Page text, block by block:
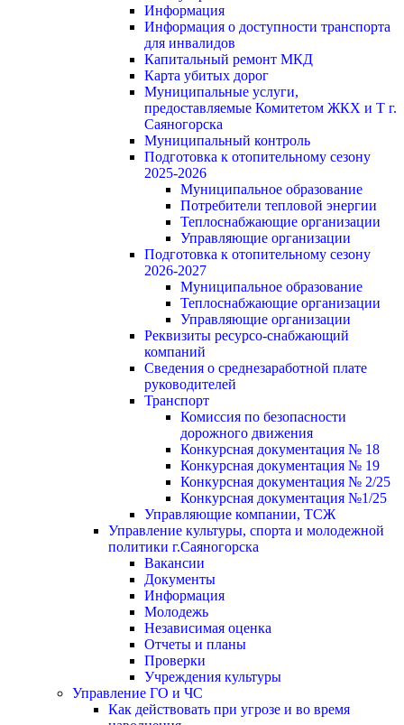
Информация
Информация о доступности транспорта
для инвалидов
Капитальный ремонт МКД
Карта убитых дорог
Муниципальные услуги,
предоставляемые Комитетом ЖКХ и Т г.
Саяногорска
Муниципальный контроль
Подготовка к отопительному сезону
2025-2026
Муниципальное образование
Потребители тепловой энергии
Теплоснабжающие организации
Управляющие организации
Подготовка к отопительному сезону
2026-2027
Муниципальное образование
Теплоснабжающие организации
Управляющие организации
Реквизиты ресурсо-снабжающий
компаний
Сведения о среднезаработной плате
руководителей
Транспорт
Комиссия по безопасности
дорожного движения
Конкурсная документация № 18
Конкурсная документация № 19
Конкурсная документация № 2/25
Конкурсная документация №1/25
Управляющие компании, ТСЖ
Управление культуры, спорта и молодежной
политики г.Саяногорска
Вакансии
Документы
Информация
Молодежь
Независимая оценка
Отчеты и планы
Проверки
Учреждения культуры
Управление ГО и ЧС
Как действовать при угрозе и во время